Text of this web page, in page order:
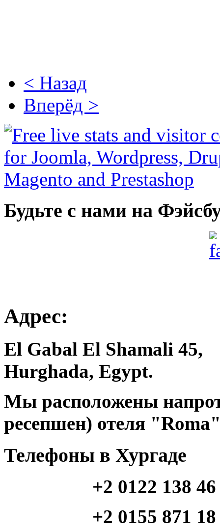
< Назад
Вперёд >
Будьте с нами на
Адрес:
El Gabal El Shamali 45,
Hurghada, Egypt.
Мы расположены
ресепшен) отеля
Телефоны в Хургаде
+2 0122 138
+2 0155 871 18 46